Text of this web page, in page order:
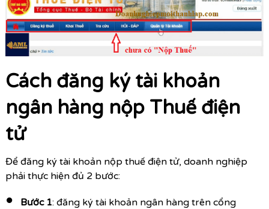
Cách đăng ký tài khoản
ngân hàng nộp Thuế điện
tử
Để đăng ký tài khoản nộp thuế điện tử, doanh nghiệp
phải thực hiện đủ 2 bước:
Bước 1: đăng ký tài khoản ngân hàng trên cổng